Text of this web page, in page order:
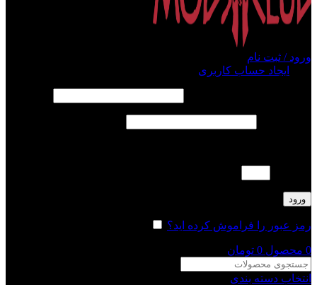
ورود / ثبت نام
ایجاد حساب کاربری
ورود
رمز عبور را فراموش کرده اید؟
0 محصول 0 تومان
انتخاب دسته بندی